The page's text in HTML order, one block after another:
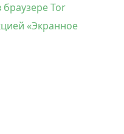
Tor
«Экранное